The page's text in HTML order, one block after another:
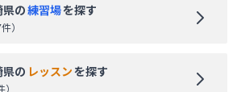
県の練習場を探す
件）
県の レッスンを探す
）